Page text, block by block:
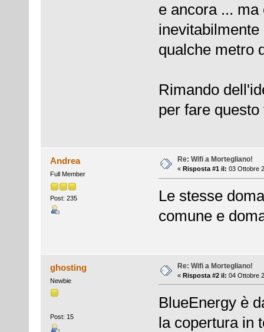
e ancora ...
qualche metro
Rimando
per fare
Andrea
Full Member
Post: 235
Re: Wifi a Mortegliano!
« Risposta #1 il: 03 Ottobre
Le stesse
comune e
ghosting
Newbie
Post: 15
Re: Wifi a Mortegliano!
« Risposta #2 il: 04 Ottobre
BlueEnergy è
la copertura